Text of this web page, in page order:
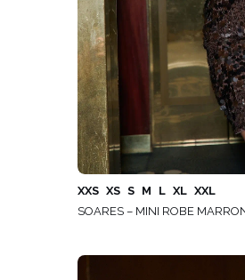
XXS XS S M L XL XXL
SOARES – MINI ROBE